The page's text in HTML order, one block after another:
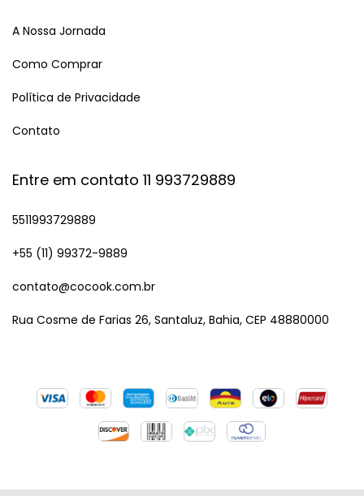
A Nossa Jornada
Como Comprar
Política de Privacidade
Contato
Entre em contato 11 993729889
5511993729889
+55 (11) 99372-9889
contato@cocook.com.br
Rua Cosme de Farias 26, Santaluz, Bahia, CEP 48880000